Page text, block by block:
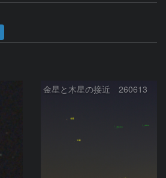
金星と木星の接近 260613